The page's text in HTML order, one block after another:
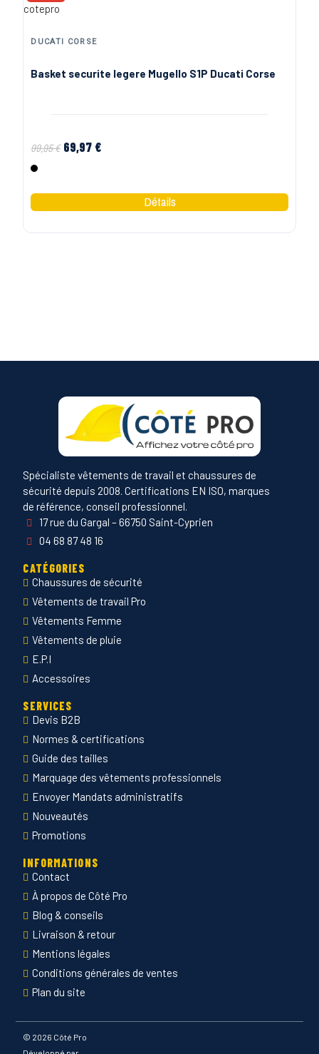
DUCATI CORSE
Basket securite legere Mugello S1P Ducati Corse
99,95 € 69,97 €
Noir
Spécialiste vêtements de travail et chaussures de
sécurité depuis 2008. Certifications EN ISO, marques
de référence, conseil professionnel.
17 rue du Gargal – 66750 Saint-Cyprien
04 68 87 48 16
CATÉGORIES
Chaussures de sécurité
Vêtements de travail Pro
Vêtements Femme
Vêtements de pluie
E.P.I
Accessoires
SERVICES
Devis B2B
Normes & certifications
Guide des tailles
Marquage des vêtements professionnels
Envoyer Mandats administratifs
Nouveautés
Promotions
INFORMATIONS
Contact
À propos de Côté Pro
Blog & conseils
Livraison & retour
Mentions légales
Conditions générales de ventes
Plan du site
© 2026 Côté Pro